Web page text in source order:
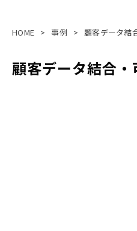
HOME > 事例 > 顧客データ結
顧客データ結合